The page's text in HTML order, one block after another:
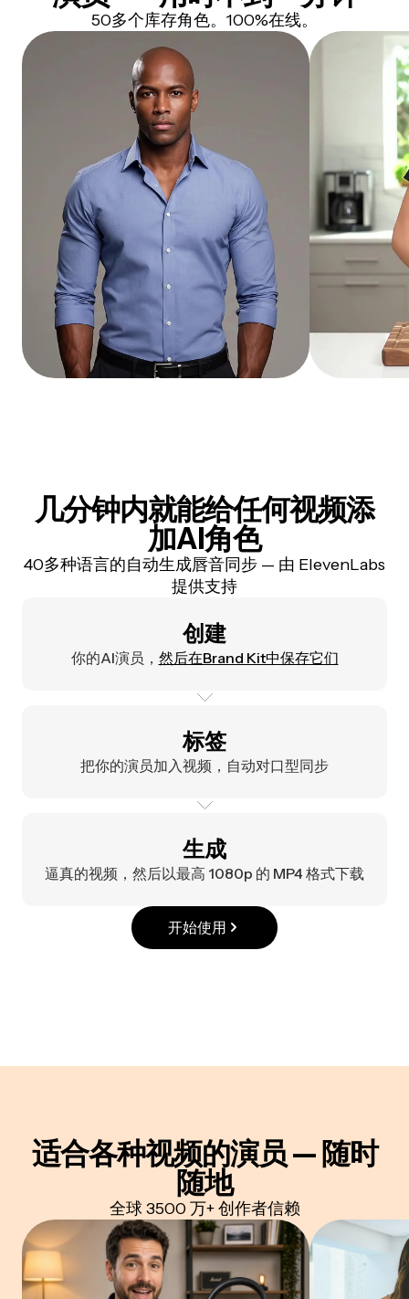
50多个库存角色。100%在线。
几分钟内就能给任何视频添
加AI角色
40多种语言的自动生成唇音同步 — 由 ElevenLabs
提供支持
创建
你的AI演员， 然后在Brand Kit中保存它们
标签
把你的演员加入视频，自动对口型同步
生成
逼真的视频，然后以最高 1080p 的 MP4 格式下载
开始使用
适合各种视频的演员 — 随时
随地
全球 3500 万+ 创作者信赖